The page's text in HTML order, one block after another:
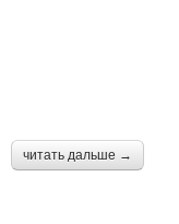
читать дальше →